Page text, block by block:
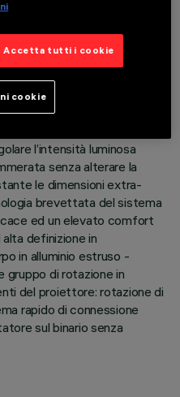
completo di adattatore
tensione 48V Adattatore
di circuito driver con
l’intensità luminosa
senza alterare la
le dimensioni extra-
brevettata del sistema
ed un elevato comfort
definizione in
in alluminio estruso -
gruppo di rotazione in
del proiettore: rotazione di
rapido di connessione
sul binario senza
Accetta tutti i cookie
cookie